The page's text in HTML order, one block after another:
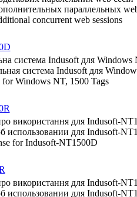
параллельных
concurrent web sessions
система Indusoft для Windows
система Indusoft для
for Windows NT, 1500 Tags
використання для Indusoft-
использовании для Indusoft-
for Indusoft-NT1500D
використання для Indusoft-
использовании для Indusoft-